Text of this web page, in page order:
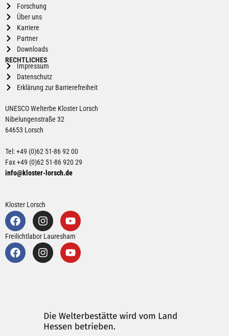
Forschung
Über uns
Karriere
Partner
Downloads
RECHTLICHES
Impressum
Datenschutz
Erklärung zur Barrierefreiheit
UNESCO Welterbe Kloster Lorsch
Nibelungenstraße 32
64653 Lorsch
Tel: +49 (0)62 51-86 92 00
Fax +49 (0)62 51-86 920 29
info@kloster-lorsch.de
Kloster Lorsch
Freilichtlabor Lauresham